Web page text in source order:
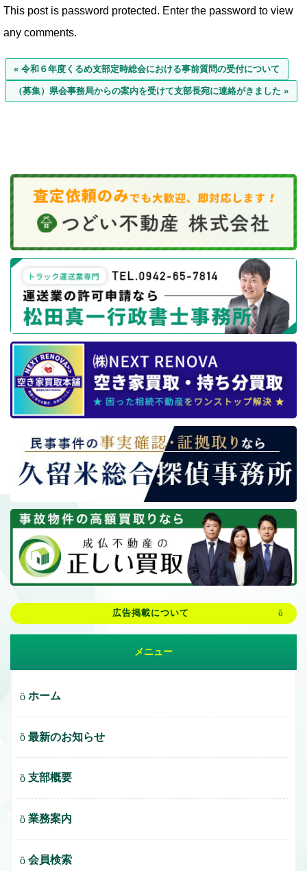
This post is password protected. Enter the password to view
any comments.
« 令和６年度くるめ支部定時総会における事前質問の受付について
（募集）県会事務局からの案内を受けて支部長宛に連絡がきました »
広告掲載について
メニュー
ホーム
最新のお知らせ
支部概要
業務案内
会員検索